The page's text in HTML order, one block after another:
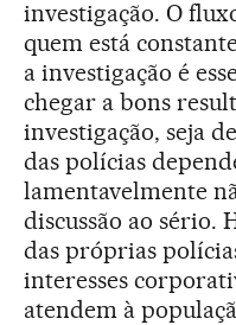
investigação. O
quem está
a investigação é
chegar a bons
investigação, seja
das polícias
lamentavelmente
discussão ao sério.
das próprias
interesses
atendem à